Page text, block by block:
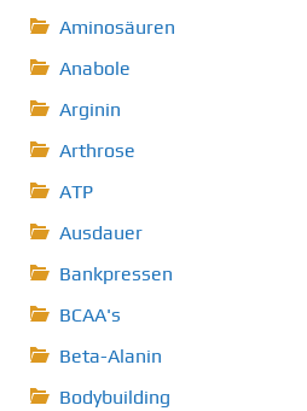
Aminosäuren
Anabole
Arginin
Arthrose
ATP
Ausdauer
Bankpressen
BCAA's
Beta-Alanin
Bodybuilding